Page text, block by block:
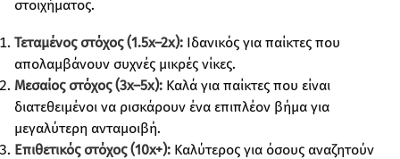
στοιχήματος.
Τεταμένος στόχος (1.5x–2x): Ιδανικός για παίκτες που
απολαμβάνουν συχνές μικρές νίκες.
Μεσαίος στόχος (3x–5x): Καλά για παίκτες που είναι
διατεθειμένοι να ρισκάρουν ένα επιπλέον βήμα για
μεγαλύτερη ανταμοιβή.
Επιθετικός στόχος (10x+): Καλύτερος για όσους αναζητούν